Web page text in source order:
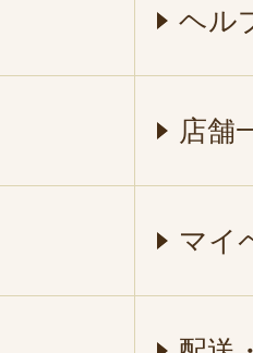
ヘル
店舗
マイ